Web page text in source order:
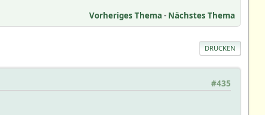
Vorheriges Thema - Nächstes Thema
DRUCKEN
#435